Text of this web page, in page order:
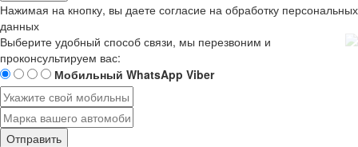
Нажимая на кнопку, вы даете согласие на обработку персональных
данных
Выберите удобный способ связи, мы перезвоним и
проконсультируем вас:
Мобильный WhatsApp Viber
Отправить